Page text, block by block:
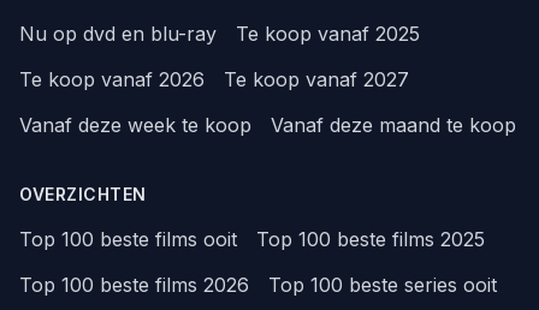
Nu op dvd en blu-ray
Te koop vanaf 2025
Te koop vanaf 2026
Te koop vanaf 2027
Vanaf deze week te koop
Vanaf deze maand te koop
OVERZICHTEN
Top 100 beste films ooit
Top 100 beste films 2025
Top 100 beste films 2026
Top 100 beste series ooit